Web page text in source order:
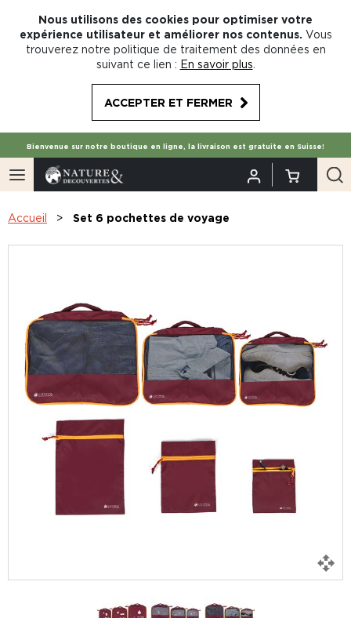
Nous utilisons des cookies pour optimiser votre
expérience utilisateur et améliorer nos contenus. Vous
trouverez notre politique de traitement des données en
suivant ce lien : En savoir plus
ACCEPTER ET FERMER
Bienvenue sur notre boutique en ligne, la livraison est gratuite en Suisse!
Accueil Set 6 pochettes de voyage